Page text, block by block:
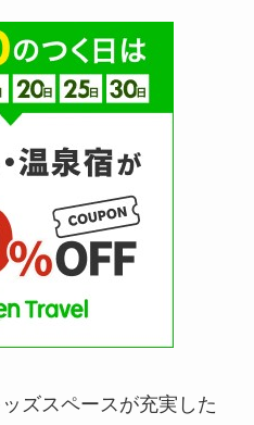
ズスペースが充実した